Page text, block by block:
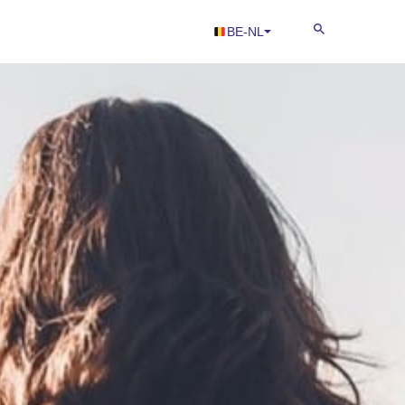
BE-NL